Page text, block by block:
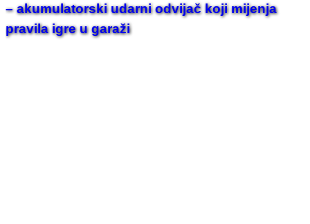
– akumulatorski udarni odvijač koji mijenja
pravila igre u garaži